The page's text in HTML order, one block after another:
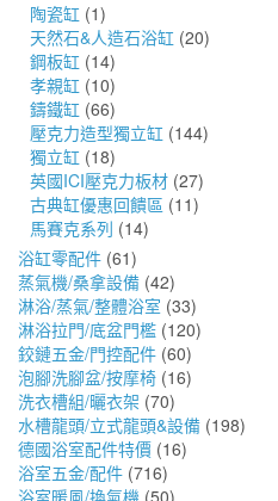
陶瓷缸 (1)
天然石&人造石浴缸 (20)
鋼板缸 (14)
孝親缸 (10)
鑄鐵缸 (66)
壓克力造型獨立缸 (144)
獨立缸 (18)
英國ICI壓克力板材 (27)
古典缸優惠回饋區 (11)
馬賽克系列 (14)
浴缸零配件 (61)
蒸氣機/桑拿設備 (42)
淋浴/蒸氣/整體浴室 (33)
淋浴拉門/底盆門檻 (120)
鉸鏈五金/門控配件 (60)
泡腳洗腳盆/按摩椅 (16)
洗衣槽組/曬衣架 (70)
水槽龍頭/立式龍頭&設備 (198)
德國浴室配件特價 (16)
浴室五金/配件 (716)